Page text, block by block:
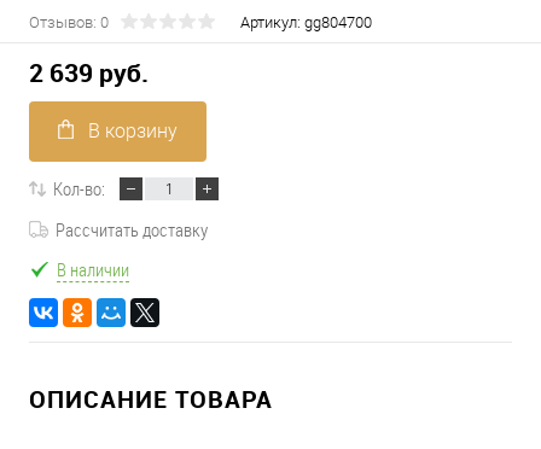
Отзывов: 0 Артикул: gg804700
2 639 руб.
В корзину
Кол-во:
Рассчитать доставку
В наличии
ОПИСАНИЕ ТОВАРА